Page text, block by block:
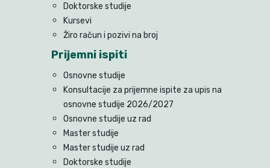
Doktorske studije
Kursevi
Žiro račun i pozivi na broj
Prijemni ispiti
Osnovne studije
Konsultacije za prijemne ispite za upis na
osnovne studije 2026/2027
Osnovne studije uz rad
Master studije
Master studije uz rad
Doktorske studije